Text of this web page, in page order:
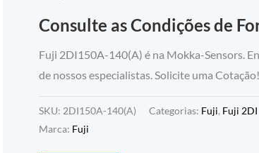
Consulte as Condições de
Fuji 2DI150A-140(A) é na Mokka-Sensors.
de nossos especialistas. Solicite uma Cotação!
SKU: 2DI150A-140(A) Categorias: Fuji, Fuji 2DI
Marca: Fuji